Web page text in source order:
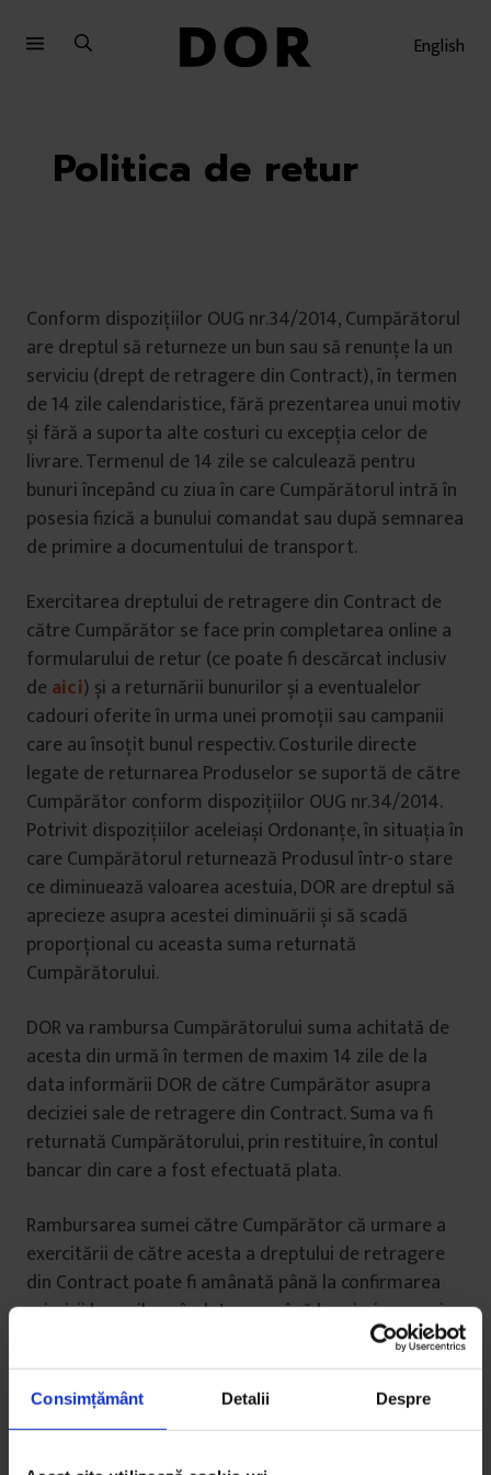
Consimțământ Detalii Despre
English
Politica de retur
Conform dispozițiilor OUG nr.34/2014, Cumpărătorul
are dreptul să returneze un bun sau să renunțe la un
serviciu (drept de retragere din Contract), în termen
de 14 zile calendaristice, fără prezentarea unui motiv
și fără a suporta alte costuri cu excepția celor de
livrare. Termenul de 14 zile se calculează pentru
bunuri începând cu ziua în care Cumpărătorul intră în
posesia fizică a bunului comandat sau după semnarea
de primire a documentului de transport.
Exercitarea dreptului de retragere din Contract de
către Cumpărător se face prin completarea online a
formularului de retur (ce poate fi descărcat inclusiv
de aici) și a returnării bunurilor și a eventualelor
cadouri oferite în urma unei promoții sau campanii
care au însoțit bunul respectiv. Costurile directe
legate de returnarea Produselor se suportă de către
Cumpărător conform dispozițiilor OUG nr.34/2014.
Potrivit dispozițiilor aceleiași Ordonanțe, în situația în
care Cumpărătorul returnează Produsul într-o stare
ce diminuează valoarea acestuia, DOR are dreptul să
aprecieze asupra acestei diminuării și să scadă
proporțional cu aceasta suma returnată
Cumpărătorului.
DOR va rambursa Cumpărătorului suma achitată de
acesta din urmă în termen de maxim 14 zile de la
data informării DOR de către Cumpărător asupra
deciziei sale de retragere din Contract. Suma va fi
returnată Cumpărătorului, prin restituire, în contul
bancar din care a fost efectuată plata.
Rambursarea sumei către Cumpărător că urmare a
exercitării de către acesta a dreptului de retragere
din Contract poate fi amânată până la confirmarea
primirii bunurilor vândute sau până la primirea unei
dovezi conform căreia acestea au fost expediate
către DOR.
În situația puțin probabilă în care un Produs